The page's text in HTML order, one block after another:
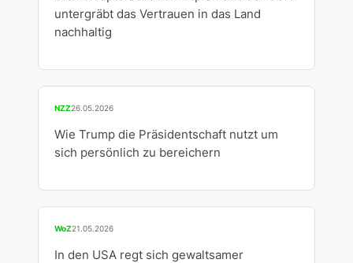
untergräbt das Vertrauen in das Land
nachhaltig
NZZ26.05.2026
Wie Trump die Präsidentschaft nutzt um
sich persönlich zu bereichern
WoZ21.05.2026
In den USA regt sich gewaltsamer